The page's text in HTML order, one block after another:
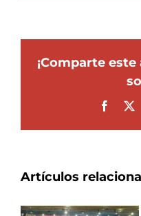
¡Comparte
Artículos